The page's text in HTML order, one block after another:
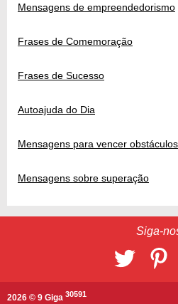
Mensagens de empreendedorismo
Frases de Comemoração
Frases de Sucesso
Autoajuda do Dia
Mensagens para vencer obstáculos
Mensagens sobre superação
Siga-
2026 © 9 Giga 30591